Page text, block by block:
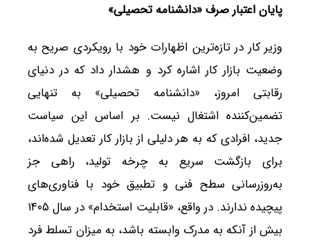
پایان اعتبار صرف «دانشنامه تحصیلی»
وزیر کار در تازه‌ترین اظهارات خود با رویکردی صریح به
وضعیت بازار کار اشاره کرد و هشدار داد که در دنیای
رقابتی امروز، «دانشنامه تحصیلی» به تنهایی
تضمین‌کننده اشتغال نیست. بر اساس این سیاست
جدید، افرادی که به هر دلیلی از بازار کار تعدیل شده‌اند،
برای بازگشت سریع به چرخه تولید، راهی جز
به‌روزرسانی سطح فنی و تطبیق خود با فناوری‌های
پیچیده ندارند. در واقع، «قابلیت استخدام» در سال ۱۴۰۵
بیش از آنکه به مدرک وابسته باشد، به میزان تسلط فرد